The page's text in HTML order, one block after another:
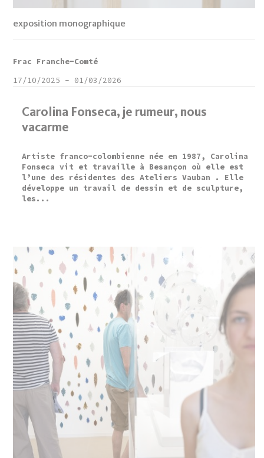
exposition monographique
Carolina Fonseca, je rumeur, nous
vacarme
Artiste franco-colombienne née en 1987, Carolina
Fonseca vit et travaille à Besançon où elle est
l’une des résidentes des Ateliers Vauban . Elle
développe un travail de dessin et de sculpture,
les...
Frac Franche-Comté
17/10/2025 - 01/03/2026